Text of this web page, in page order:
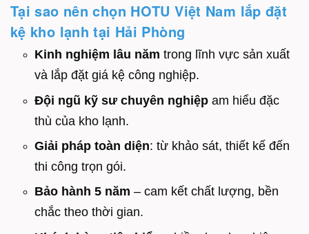
Tại sao nên chọn HOTU Việt Nam lắp đặt
kệ kho lạnh tại Hải Phòng
Kinh nghiệm lâu năm trong lĩnh vực sản xuất
và lắp đặt giá kệ công nghiệp.
Đội ngũ kỹ sư chuyên nghiệp am hiểu đặc
thù của kho lạnh.
Giải pháp toàn diện: từ khảo sát, thiết kế đến
thi công trọn gói.
Bảo hành 5 năm – cam kết chất lượng, bền
chắc theo thời gian.